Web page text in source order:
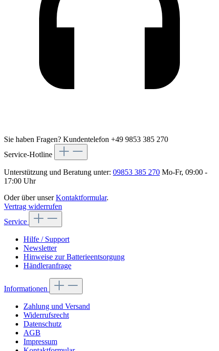
Sie haben Fragen? Kundentelefon +49 9853 385 270
Service-Hotline
Unterstützung und Beratung unter: 09853 385 270 Mo-Fr, 09:00 -
17:00 Uhr
Oder über unserKontaktformular.
Vertrag widerrufen
Service
Hilfe / Support
Newsletter
Hinweise zur Batterieentsorgung
Händleranfrage
Informationen
Zahlung und Versand
Widerrufsrecht
Datenschutz
AGB
Impressum